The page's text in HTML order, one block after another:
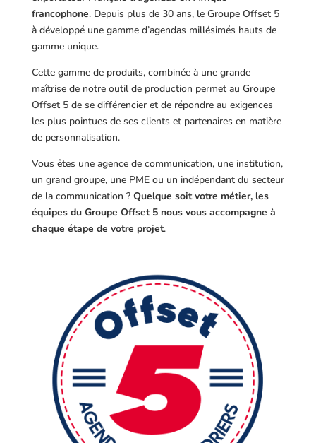
francophone. Depuis plus de 30 ans, le Groupe Offset 5
à développé une gamme d’agendas millésimés hauts de
gamme unique.
Cette gamme de produits, combinée à une grande
maîtrise de notre outil de production permet au Groupe
Offset 5 de se différencier et de répondre au exigences
les plus pointues de ses clients et partenaires en matière
de personnalisation.
Vous êtes une agence de communication, une institution,
un grand groupe, une PME ou un indépendant du secteur
de la communication ? Quelque soit votre métier, les
équipes du Groupe Offset 5 nous vous accompagne à
chaque étape de votre projet.